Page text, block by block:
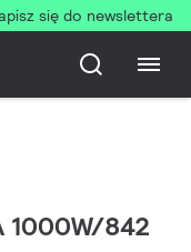
się do newslettera
1000W/842